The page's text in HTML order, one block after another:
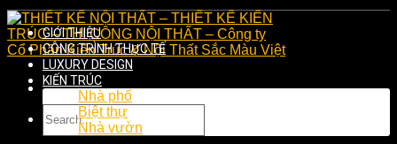
GIỚI THIỆU
CÔNG TRÌNH THỰC TẾ
LUXURY DESIGN
KIẾN TRÚC
Nhà phố
Biệt thự
Nhà vườn